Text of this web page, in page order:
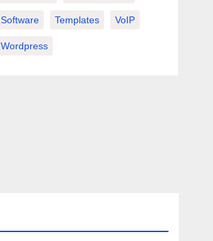
Software Templates VoIP
Wordpress